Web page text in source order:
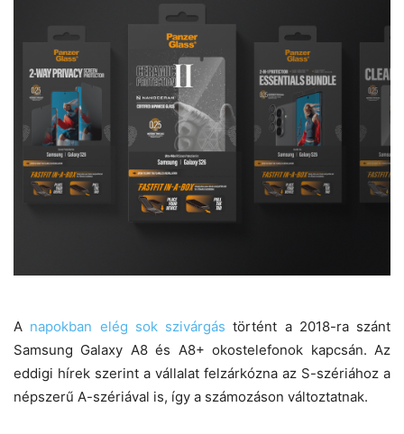
A napokban elég sok szivárgás történt a 2018-ra szánt
Samsung Galaxy A8 és A8+ okostelefonok kapcsán. Az
eddigi hírek szerint a vállalat felzárkózna az S-szériához a
népszerű A-szériával is, így a számozáson változtatnak.